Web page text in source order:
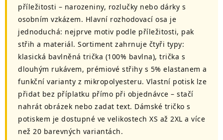
příležitosti – narozeniny, rozlučky nebo dárky s
osobním vzkázem. Hlavní rozhodovací osa je
jednoduchá: nejprve motiv podle příležitosti, pak
střih a materiál. Sortiment zahrnuje čtyři typy:
klasická bavlněná trička (100% bavlna), trička s
dlouhým rukávem, prémiové střihy s 5% elastanem a
funkční varianty z mikropolyesteru. Vlastní potisk lze
přidat bez příplatku přímo při objednávce – stačí
nahrát obrázek nebo zadat text. Dámské tričko s
potiskem je dostupné ve velikostech XS až 2XL a více
než 20 barevných variantách.